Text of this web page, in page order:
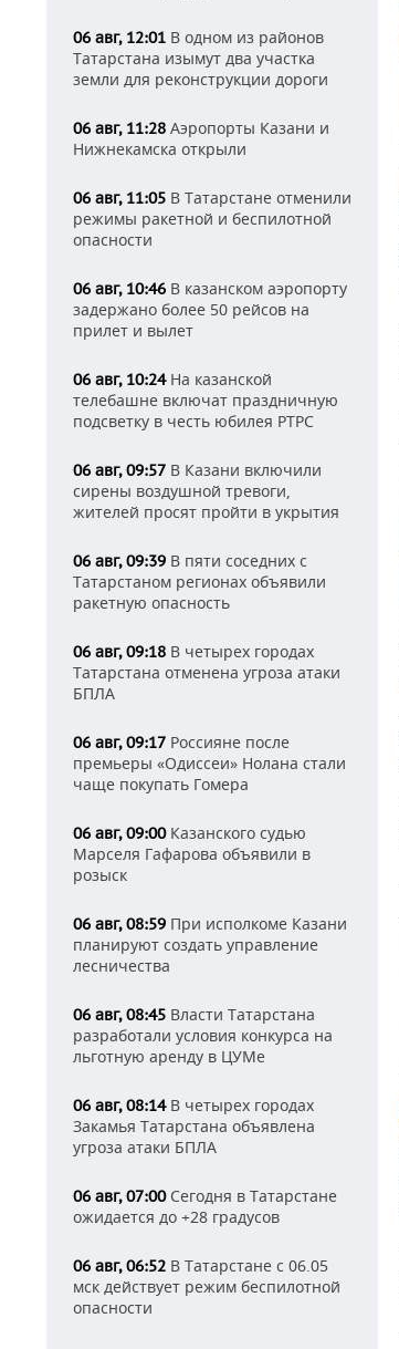
06 авг, 12:01 В одном из районов
Татарстана изымут два участка
земли для реконструкции дороги
06 авг, 11:28 Аэропорты Казани и
Нижнекамска открыли
06 авг, 11:05 В Татарстане отменили
режимы ракетной и беспилотной
опасности
06 авг, 10:46 В казанском аэропорту
задержано более 50 рейсов на
прилет и вылет
06 авг, 10:24На казанской
телебашне включат праздничную
подсветку в честь юбилея РТРС
06 авг, 09:57 В Казани включили
сирены воздушной тревоги,
жителей просят пройти в укрытия
06 авг, 09:39 В пяти соседних с
Татарстаном регионах объявили
ракетную опасность
06 авг, 09:18 В четырех городах
Татарстана отменена угроза атаки
БПЛА
06 авг, 09:17 Россияне после
премьеры «Одиссеи» Нолана стали
чаще покупать Гомера
06 авг, 09:00Казанского судью
Марселя Гафарова объявили в
розыск
06 авг, 08:59 При исполкоме Казани
планируют создать управление
лесничества
06 авг, 08:45 Власти Татарстана
разработали условия конкурса на
льготную аренду в ЦУМе
06 авг, 08:14В четырех городах
Закамья Татарстана объявлена
угроза атаки БПЛА
06 авг, 07:00Сегодня в Татарстане
ожидается до +28 градусов
06 авг, 06:52 В Татарстане с 06.05
мск действует режим беспилотной
опасности